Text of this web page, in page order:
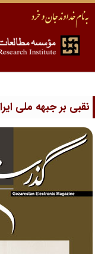
بر جبهه ملی ایران